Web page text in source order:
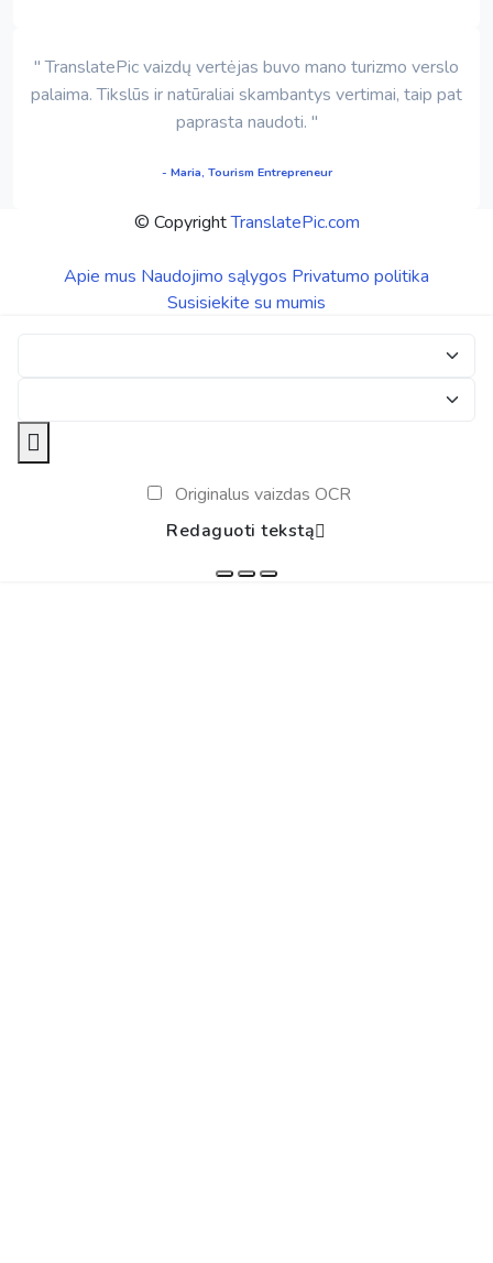
" TranslatePic vaizdų vertėjas buvo mano turizmo verslo
palaima. Tikslūs ir natūraliai skambantys vertimai, taip pat
paprasta naudoti. "
- Maria, Tourism Entrepreneur
© CopyrightTranslatePic.com
Apie mus Naudojimo sąlygos Privatumo politika
Susisiekite su mumis
Originalus vaizdas OCR
Redaguoti tekstą